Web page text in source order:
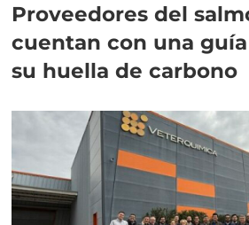
Proveedores del
cuentan con una
su huella de carbono